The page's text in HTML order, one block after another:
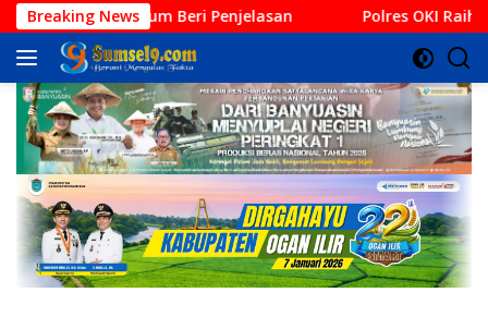
Langsung
ke
konten
Breaking News
Belum Beri Penjelasan Polres OKI Raih